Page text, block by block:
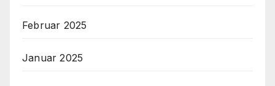
Februar 2025
Januar 2025